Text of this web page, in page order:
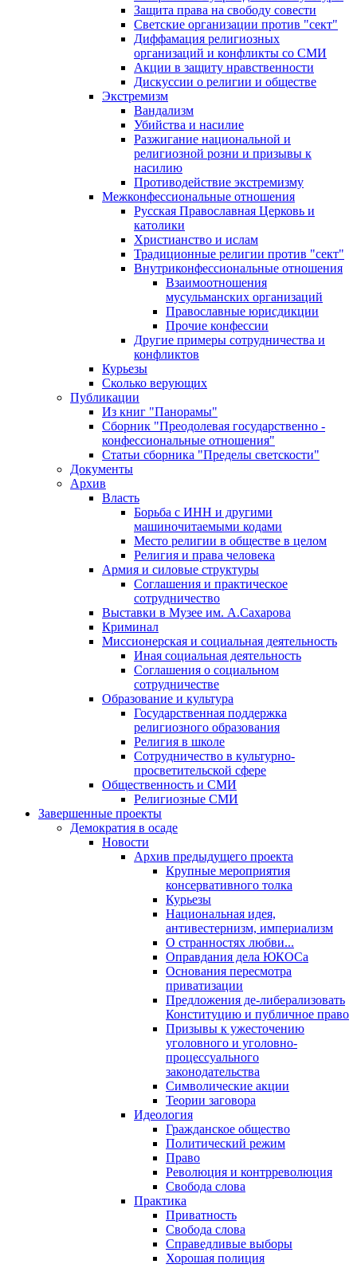
Защита права на свободу совести
Светские организации против "сект"
Диффамация религиозных
организаций и конфликты со СМИ
Акции в защиту нравственности
Дискуссии о религии и обществе
Экстремизм
Вандализм
Убийства и насилие
Разжигание национальной и
религиозной розни и призывы к
насилию
Противодействие экстремизму
Межконфессиональные отношения
Русская Православная Церковь и
католики
Христианство и ислам
Традиционные религии против "сект"
Внутриконфессиональные отношения
Взаимоотношения
мусульманских организаций
Православные юрисдикции
Прочие конфессии
Другие примеры сотрудничества и
конфликтов
Курьезы
Сколько верующих
Публикации
Из книг "Панорамы"
Сборник "Преодолевая государственно -
конфессиональные отношения"
Статьи сборника "Пределы светскости"
Документы
Архив
Власть
Борьба с ИНН и другими
машиночитаемыми кодами
Место религии в обществе в целом
Религия и права человека
Армия и силовые структуры
Соглашения и практическое
сотрудничество
Выставки в Музее им. А.Сахарова
Криминал
Миссионерская и социальная деятельность
Иная социальная деятельность
Соглашения о социальном
сотрудничестве
Образование и культура
Государственная поддержка
религиозного образования
Религия в школе
Сотрудничество в культурно-
просветительской сфере
Общественность и СМИ
Религиозные СМИ
Завершенные проекты
Демократия в осаде
Новости
Архив предыдущего проекта
Крупные мероприятия
консервативного толка
Курьезы
Национальная идея,
антивестернизм, империализм
О странностях любви...
Оправдания дела ЮКОСа
Основания пересмотра
приватизации
Предложения де-либерализовать
Конституцию и публичное право
Призывы к ужесточению
уголовного и уголовно-
процессуального
законодательства
Символические акции
Теории заговора
Идеология
Гражданское общество
Политический режим
Право
Революция и контрреволюция
Свобода слова
Практика
Приватность
Свобода слова
Справедливые выборы
Хорошая полиция